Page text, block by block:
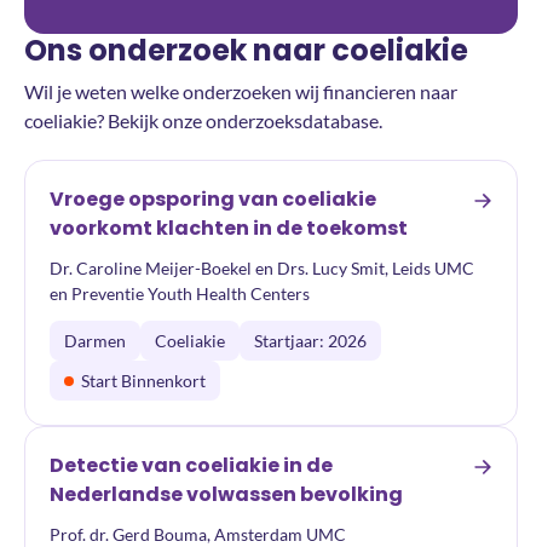
Ons onderzoek naar coeliakie
Wil je weten welke onderzoeken wij financieren naar
coeliakie? Bekijk onze onderzoeksdatabase.
Vroege opsporing van coeliakie
voorkomt klachten in de toekomst
Dr. Caroline Meijer-Boekel en Drs. Lucy Smit, Leids UMC
en Preventie Youth Health Centers
Darmen Coeliakie
Startjaar: 2026
Start Binnenkort
Detectie van coeliakie in de
Nederlandse volwassen bevolking
Prof. dr. Gerd Bouma, Amsterdam UMC